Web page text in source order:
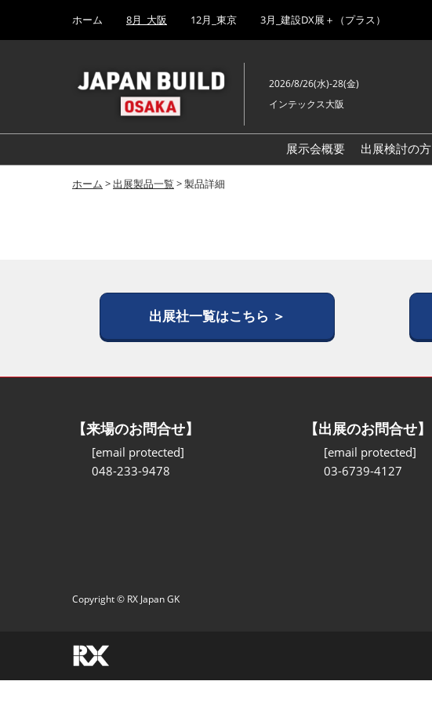
キ
し
to
ホーム 8月_大阪 12月_東京 3月_建設DX展＋（プラス）
2026/8/26(水)-28(金)
インテックス大阪
展示会概要 出展検討の方
ホーム >出展製品一覧 > 製品詳細
出展社一覧はこちら ＞
【来場のお問合せ】
[email protected]
048-233-9478
【出展のお問合せ】
[email protected]
03-6739-4127
Copyright © RX Japan GK